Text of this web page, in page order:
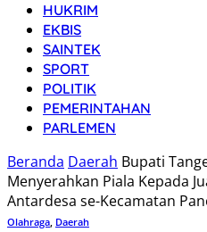
HUKRIM
EKBIS
SAINTEK
SPORT
POLITIK
PEMERINTAHAN
PARLEMEN
Beranda Daerah Bupati
Menyerahkan Piala Kepada
Antardesa se-Kecamatan
Olahraga, Daerah